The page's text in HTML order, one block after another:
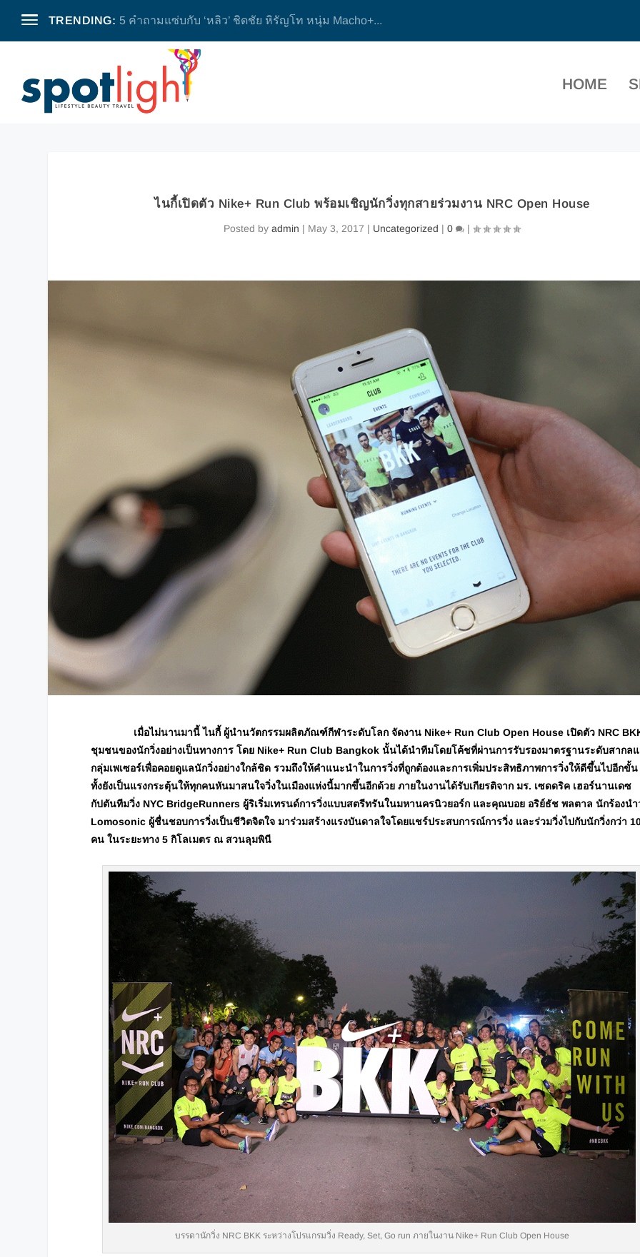
TRENDING: กิตติ อัตถกิจมงคล ชีวิตรื่นรมย์เบื้องหลัง ‘ชานไม้ชายเขา...
HOME
ไนกี้เปิดตัว Nike+ Run Club พร้อมเชิญนักวิ่งทุกสายร่วมงาน NRC Open House
Posted byadmin | May 3, 2017 | Uncategorized |0 |
เมื่อไม่นานมานี้ ไนกี้ ผู้นำนวัตกรรมผลิตภัณฑ์กีฬาระดับโลก จัดงาน Nike+ Run Club Open House เปิดตัว NRC
ชุมชนของนักวิ่งอย่างเป็นทางการ โดย Nike+ Run Club Bangkok นั้นได้นำทีมโดยโค้ชที่ผ่านการรับรองมาตรฐานระดับสากล
กลุ่มเพเซอร์เพื่อคอยดูแลนักวิ่งอย่างใกล้ชิด รวมถึงให้คำแนะนำในการวิ่งที่ถูกต้องและการเพิ่มประสิทธิภาพการวิ่งให้ดีขึ้นไปอีกขั้น
ทั้งยังเป็นแรงกระตุ้นให้ทุกคนหันมาสนใจวิ่งในเมืองแห่งนี้มากขึ้นอีกด้วย ภายในงานได้รับเกียรติจาก มร. เซดดริค เฮอร์นานเดซ
กัปตันทีมวิ่ง NYC BridgeRunners ผู้ริเริ่มเทรนด์การวิ่งแบบสตรีทรันในมหานครนิวยอร์ก และคุณบอย อริย์ธัช พลตาล นักร้องนำ
Lomosonic ผู้ชื่นชอบการวิ่งเป็นชีวิตจิตใจ มาร่วมสร้างแรงบันดาลใจโดยแชร์ประสบการณ์การวิ่ง และร่วมวิ่งไปกับนักวิ่งกว่า
คน ในระยะทาง 5 กิโลเมตร ณ สวนลุมพินี
บรรดานักวิ่ง NRC BKK ระหว่างโปรแกรมวิ่ง Ready, Set, Go run ภายในงาน Nike+ Run Club Open House